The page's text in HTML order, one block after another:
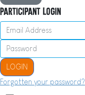
Participant Login
LOGIN
Forgotten your password?